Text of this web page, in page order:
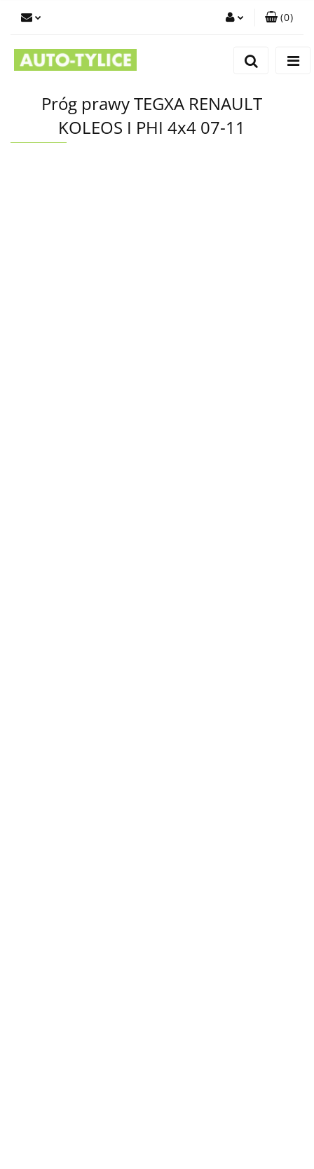
Dodaj zgłoszenie
(0)
Próg prawy TEGXA RENAULT
KOLEOS I PHI 4x4 07-11